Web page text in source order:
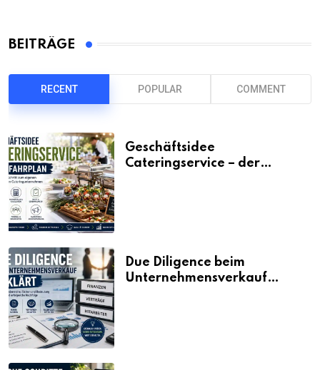
BEITRÄGE
RECENT POPULAR COMMENT
Geschäftsidee
Cateringservice – der
Due Diligence beim
Unternehmensverkauf